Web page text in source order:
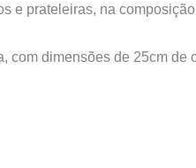
e prateleiras, na
dimensões de 25cm de